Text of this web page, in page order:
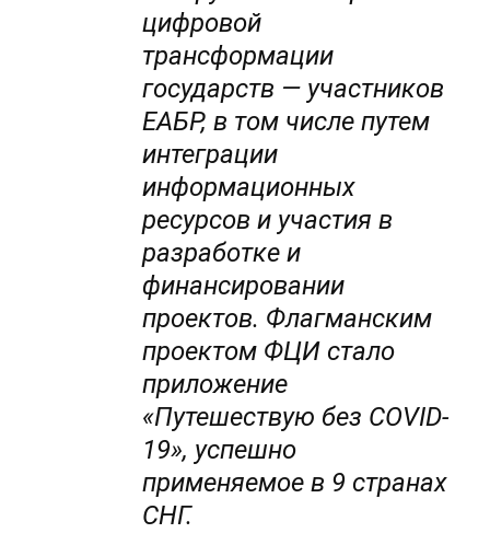
цифровой
трансформации
государств — участников
ЕАБР, в том числе путем
интеграции
информационных
ресурсов и участия в
разработке и
финансировании
проектов. Флагманским
проектом ФЦИ стало
приложение
«Путешествую без COVID-
19», успешно
применяемое в 9 странах
СНГ.